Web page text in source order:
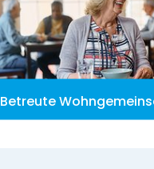
Betreute